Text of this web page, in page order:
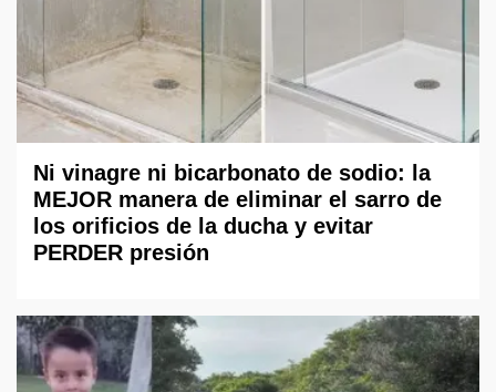
Ni vinagre ni bicarbonato de sodio: la
MEJOR manera de eliminar el sarro de
los orificios de la ducha y evitar
PERDER presión